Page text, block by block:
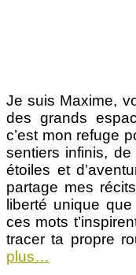
Je suis Maxime,
des grands
c’est mon refuge
sentiers infinis,
étoiles et
partage mes
liberté unique
ces mots
tracer ta propre
plus…